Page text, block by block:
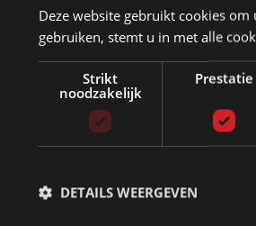
Betaling
een gunstige prijs? Dan is dit waterbed
het is namelijk wasbaar en kan in de
Deze website gebruikt cookies
gebruiken, stemt u in met alle
Strikt
noodzakelijk
Prestatie
DETAILS WEERGEVEN